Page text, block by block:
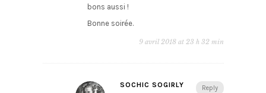
bons aussi !
Bonne soirée.
9 avril 2018 at 23 h 32 min
Reply
SOCHIC SOGIRLY